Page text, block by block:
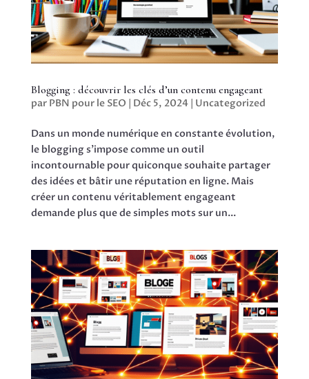
Blogging : découvrir les clés d’un contenu engageant
par PBN pour le SEO Déc 5, 2024| Uncategorized
Dans un monde numérique en constante évolution,
le blogging s’impose comme un outil
incontournable pour quiconque souhaite partager
des idées et bâtir une réputation en ligne. Mais
créer un contenu véritablement engageant
demande plus que de simples mots sur un...